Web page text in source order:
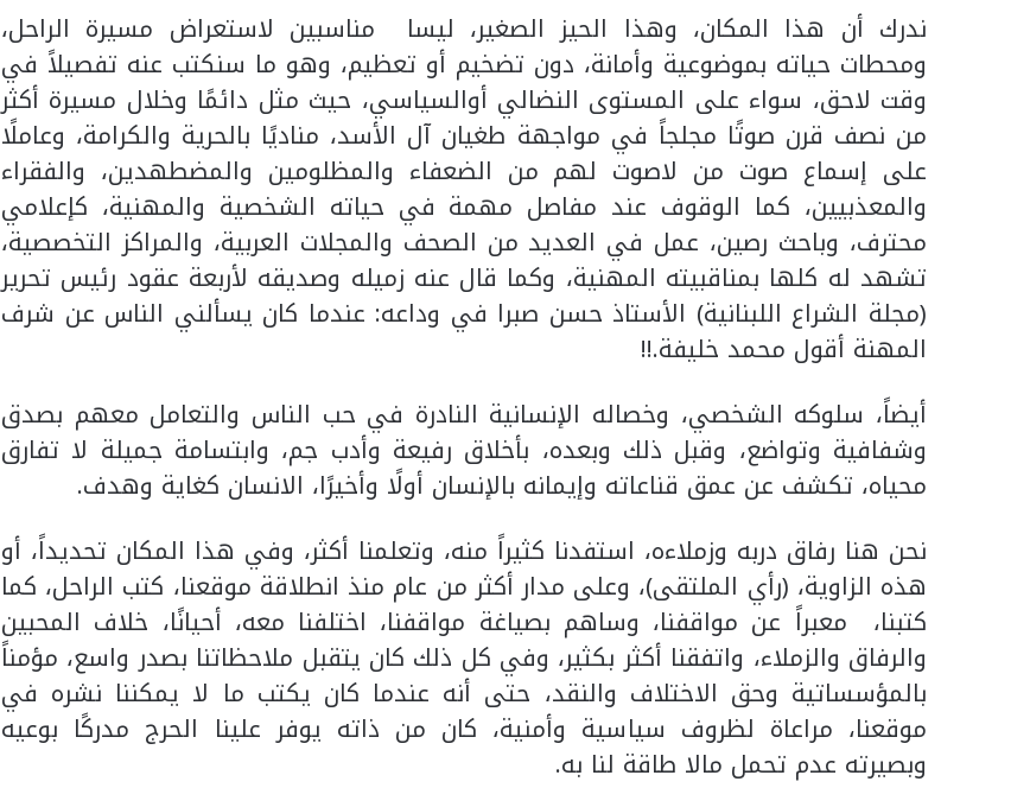
ندرك أن هذا المكان، وهذا الحيز الصغير، ليسا مناسبين لاستعراض مسيرة الراحل،
ومحطات حياته بموضوعية وأمانة، دون تضخيم أو تعظيم، وهو ما سنكتب عنه تفصيلاً في
وقت لاحق، سواء على المستوى النضالي أوالسياسي، حيث مثل دائمًا وخلال مسيرة أكثر
من نصف قرن صوتًا مجلجاً في مواجهة طغيان آل الأسد، مناديًا بالحرية والكرامة، وعاملًا
على إسماع صوت من لاصوت لهم من الضعفاء والمظلومين والمضطهدين، والفقراء
والمعذبيين، كما الوقوف عند مفاصل مهمة في حياته الشخصية والمهنية، كإعلامي
محترف، وباحث رصين، عمل في العديد من الصحف والمجلات العربية، والمراكز التخصصية،
تشهد له كلها بمناقبيته المهنية، وكما قال عنه زميله وصديقه لأربعة عقود رئيس تحرير
(مجلة الشراع اللبنانية) الأستاذ حسن صبرا في وداعه: عندما كان يسألني الناس عن شرف
المهنة أقول محمد خليفة.!!
أيضاً، سلوكه الشخصي، وخصاله الإنسانية النادرة في حب الناس والتعامل معهم بصدق
وشفافية وتواضع، وقبل ذلك وبعده، بأخلاق رفيعة وأدب جم، وابتسامة جميلة لا تفارق
محياه، تكشف عن عمق قناعاته وإيمانه بالإنسان أولًا وأخيرًا، الانسان كغاية وهدف.
نحن هنا رفاق دربه وزملاءه، استفدنا كثيراً منه، وتعلمنا أكثر، وفي هذا المكان تحديداً، أو
هذه الزاوية، (رأي الملتقى)، وعلى مدار أكثر من عام منذ انطلاقة موقعنا، كتب الراحل، كما
كتبنا، معبراً عن مواقفنا، وساهم بصياغة مواقفنا، اختلفنا معه، أحيانًا، خلاف المحبين
والرفاق والزملاء، واتفقنا أكثر بكثير، وفي كل ذلك كان يتقبل ملاحظاتنا بصدر واسع، مؤمناً
بالمؤسساتية وحق الاختلاف والنقد، حتى أنه عندما كان يكتب ما لا يمكننا نشره في
موقعنا، مراعاة لظروف سياسية وأمنية، كان من ذاته يوفر علينا الحرج مدركًا بوعيه
وبصيرته عدم تحمل مالا طاقة لنا به.